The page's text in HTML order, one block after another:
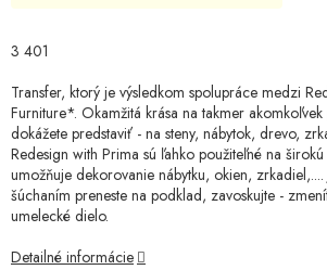
3 401
Transfer, ktorý je výsledkom spolupráce medzi
Furniture*. Okamžitá krása na takmer
dokážete predstaviť - na steny, nábytok, drevo,
Redesign with Prima sú ľahko použiteľné na
umožňuje dekorovanie nábytku, okien,
šúchaním preneste na podklad, zavoskujte -
umelecké dielo.
Detailné informácie
je
z
5
hviezdičiek.